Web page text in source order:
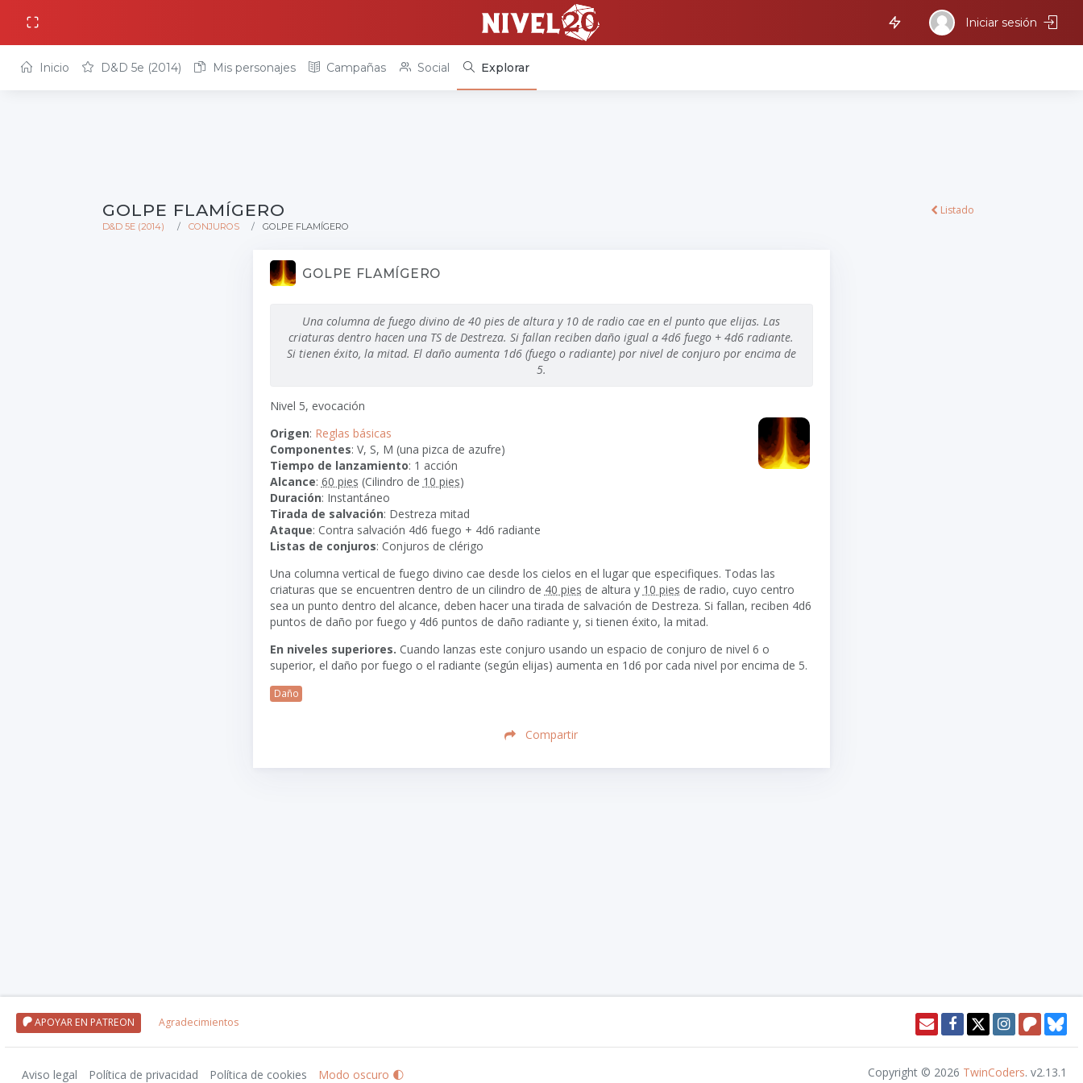
Iniciar sesión
Inicio D&D 5e (2014) Mis personajes Campañas Social Explorar
GOLPE FLAMÍGERO
D&D 5E (2014) CONJUROS GOLPE FLAMÍGERO
Listado
GOLPE FLAMÍGERO
Una columna de fuego divino de40 pies de altura y 10 de radio cae en el punto que elijas. Las
criaturas dentro hacen una TS de Destreza. Si fallan reciben daño igual a 4d6 fuego + 4d6 radiante.
Si tienen éxito, la mitad. El daño aumenta 1d6 (fuego o radiante) por nivel de conjuro por encima de
5.
Nivel 5, evocación
Origen: Reglas básicas
Componentes: V, S, M (una pizca de azufre)
Tiempo de lanzamiento: 1 acción
Alcance: 60 pies (Cilindro de 10 pies)
Duración: Instantáneo
Tirada de salvación: Destreza mitad
Ataque: Contra salvación 4d6 fuego + 4d6 radiante
Listas de conjuros: Conjuros de clérigo
Una columna vertical de fuego divino cae desde los cielos en el lugar que especifiques. Todas las
criaturas que se encuentren dentro de un cilindro de 40 pies de altura y 10 pies de radio, cuyo centro
sea un punto dentro del alcance, deben hacer una tirada de salvación de Destreza. Si fallan, reciben 4d6
puntos de daño por fuego y4d6 puntos de daño radiante y, si tienen éxito, la mitad.
En niveles superiores. Cuando lanzas este conjuro usando un espacio de conjuro de nivel 6 o
superior, el daño por fuego o el radiante (según elijas) aumenta en 1d6 por cada nivel por encima de 5.
Daño
Compartir
APOYAR EN PATREON Agradecimientos
Aviso legal Política de privacidad Política de cookies Modo oscuro 🌓 Copyright © 2026 TwinCoders. v2.13.1